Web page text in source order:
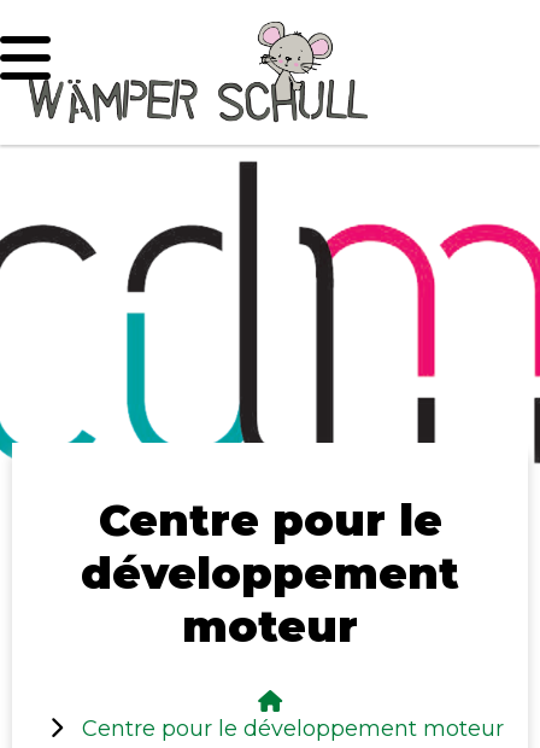
Centre pour le
développement
moteur
Centre pour le développement moteur